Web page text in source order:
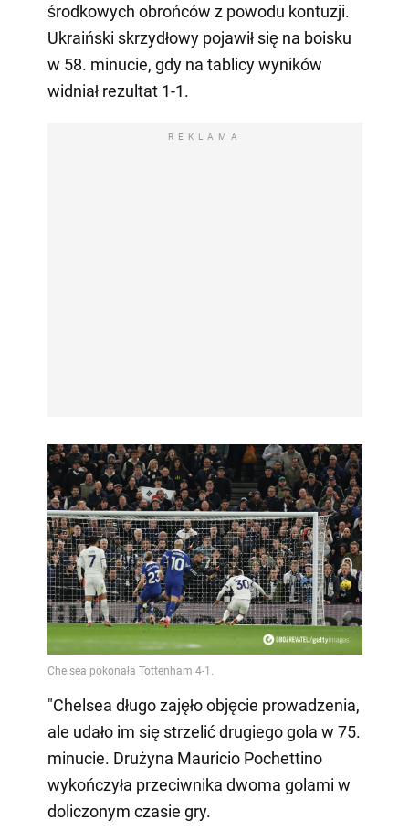
środkowych obrońców z powodu kontuzji.
Ukraiński skrzydłowy pojawił się na boisku
w 58. minucie, gdy na tablicy wyników
widniał rezultat 1-1.
REKLAMA
"Chelsea długo zajęło objęcie prowadzenia,
ale udało im się strzelić drugiego gola w 75.
minucie. Drużyna Mauricio Pochettino
wykończyła przeciwnika dwoma golami w
doliczonym czasie gry.